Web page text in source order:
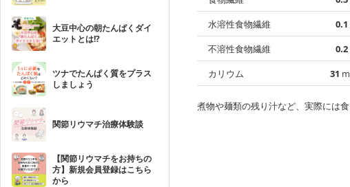
大豆中心の朝たんぱくダイ
エットとは!?
ツナでたんぱく質をプラス
しましょう
関節リウマチ治療体験談
【関節リウマチをお持ちの
方】新規会員登録はこちら
から
水溶性食物繊維
0.1
不溶性食物繊維
0.2
カリウム
31
煮物や麺類の残り汁など、実際には